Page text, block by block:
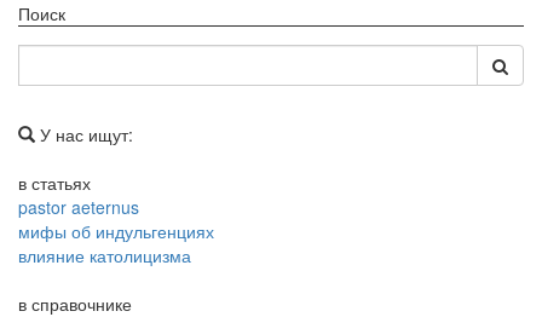
Поиск
У нас ищут:
в статьях
pastor aeternus
мифы об индульгенциях
влияние католицизма
в справочнике